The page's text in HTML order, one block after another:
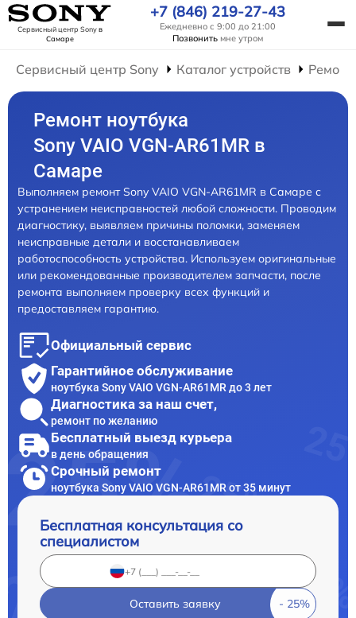
Сервисный центр Sonyв
Самаре
+7 (846) 219-27-43
Ежедневно с 9:00 до 21:00
Позвонить мне утром
Сервисный центр Sony Каталог устройств
Ремонт ноутбука
Sony VAIO VGN-AR61MR в
Самаре
Выполняем ремонт Sony VAIO VGN-AR61MR в Самаре с
устранением неисправностей любой сложности. Проводим
диагностику, выявляем причины поломки, заменяем
неисправные детали и восстанавливаем
работоспособность устройства. Используем оригинальные
или рекомендованные производителем запчасти, после
ремонта выполняем проверку всех функций и
предоставляем гарантию.
Официальный сервис
Гарантийное обслуживание
ноутбука Sony VAIO VGN-AR61MR до 3 лет
Диагностика за наш счет,
ремонт по желанию
Бесплатный выезд курьера
в день обращения
Срочный ремонт
ноутбука Sony VAIO VGN-AR61MR от 35 минут
Бесплатная консультация со
специалистом
Оставить заявку